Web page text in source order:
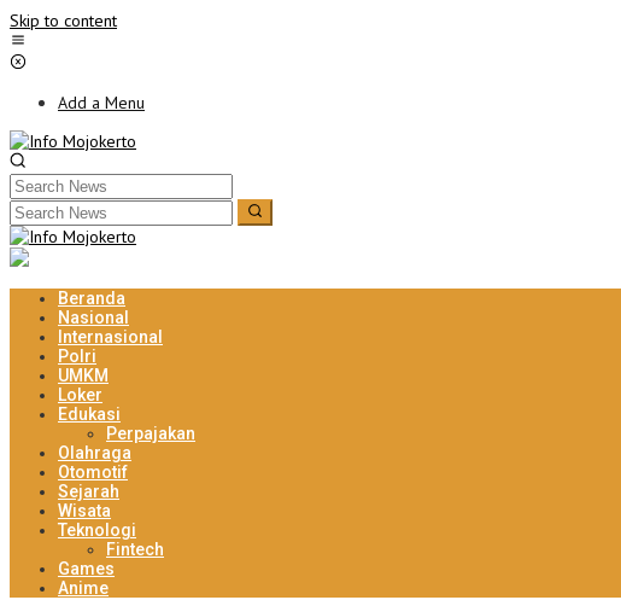
Skip to content
Add a Menu
Beranda
Nasional
Internasional
Polri
UMKM
Loker
Edukasi
Perpajakan
Olahraga
Otomotif
Sejarah
Wisata
Teknologi
Fintech
Games
Anime